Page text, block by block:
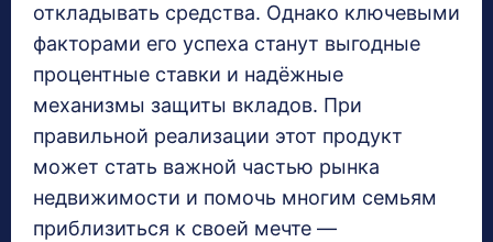
откладывать средства. Однако ключевыми
факторами его успеха станут выгодные
процентные ставки и надёжные
механизмы защиты вкладов. При
правильной реализации этот продукт
может стать важной частью рынка
недвижимости и помочь многим семьям
приблизиться к своей мечте —